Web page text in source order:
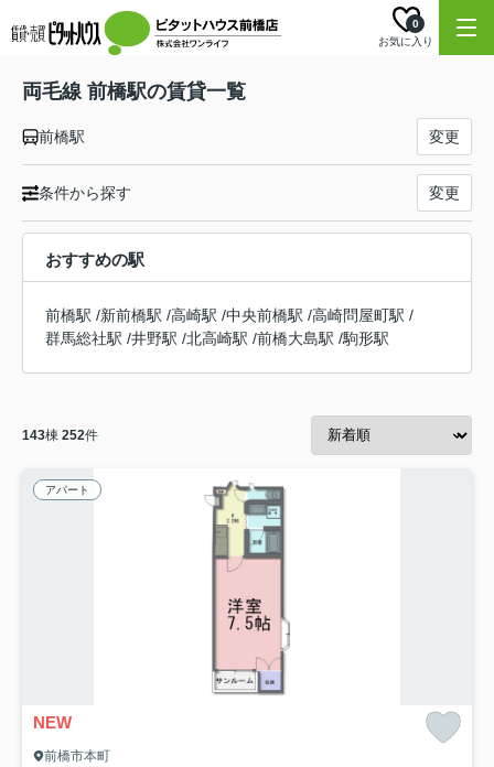
お気に入り
0
両毛線 前橋駅の賃貸一覧
前橋駅 変更
条件から探す 変更
おすすめの駅
前橋駅 /新前橋駅 /高崎駅 /中央前橋駅 /高崎問屋町駅 /
群馬総社駅 /井野駅 /北高崎駅 /前橋大島駅 /駒形駅
143棟 252件
アパート
NEW
前橋市本町